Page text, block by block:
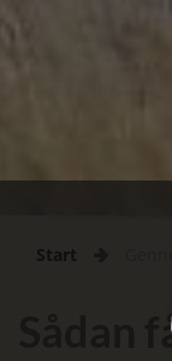
Start
Sådan